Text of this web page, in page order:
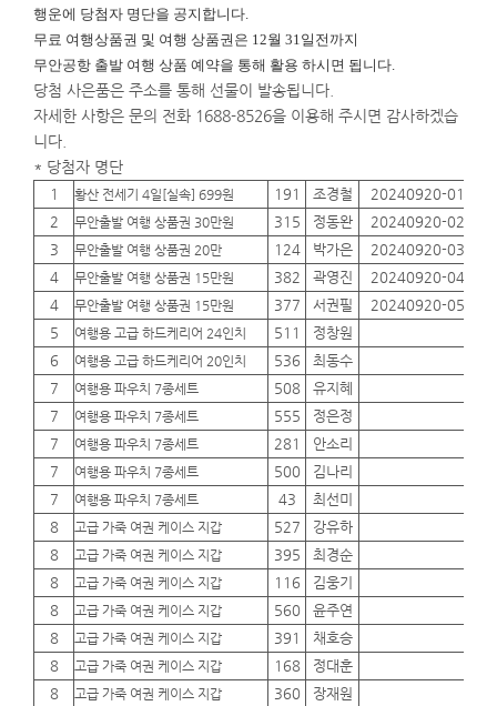
행운에 당첨자 명단을 공지합니다.
무료 여행상품권 및 여행 상품권은 12월 31일전까지
무안공항 출발 여행 상품 예약을 통해 활용 하시면 됩니다.
당첨 사은품은 주소를 통해 선물이 발송됩니다.
자세한 사항은 문의 전화 1688-8526을 이용해 주시면 감사하겠습
니다.
* 당첨자 명단
1 황산 전세기 4일[실속] 699원 191 조경철 20240920-01
2
무안출발 여행 상품권 30만원 315 정동완 20240920-02
3
무안출발 여행 상품권 20만 124 박가은 20240920-03
4
무안출발 여행 상품권 15만원 382 곽영진 20240920-04
4
무안출발 여행 상품권 15만원 377 서권필 20240920-05
5
여행용 고급 하드케리어 24인치 511 정창원
6
여행용 고급 하드케리어 20인치 536 최동수
7
여행용 파우치 7종세트 508 유지혜
7
여행용 파우치 7종세트 555 정은정
7
여행용 파우치 7종세트 281 안소리
7
여행용 파우치 7종세트 500 김나리
7
여행용 파우치 7종세트 43 최선미
8
고급 가죽 여권 케이스 지갑 527 강유하
8
고급 가죽 여권 케이스 지갑 395 최경순
8
고급 가죽 여권 케이스 지갑 116 김웅기
8
고급 가죽 여권 케이스 지갑 560 윤주연
8
고급 가죽 여권 케이스 지갑 391 채호승
8
고급 가죽 여권 케이스 지갑 168 정대훈
8
고급 가죽 여권 케이스 지갑 360 장재원